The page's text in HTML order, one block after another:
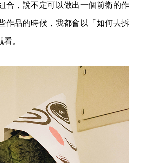
合，說不定可以做出一個前衛的作
作品的時候，我都會以「如何去拆
。